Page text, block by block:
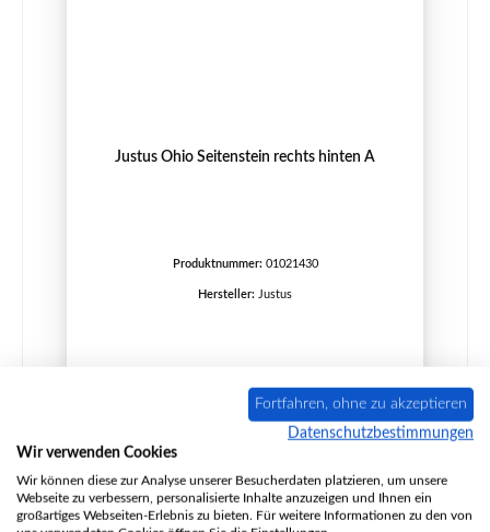
Justus Ohio Seitenstein rechts hinten A
Produktnummer: 01021430
Hersteller: Justus
Sofort verfügbar, Lieferzeit: 2-4 Tage
Nur 5 auf Lager!
Fortfahren, ohne zu akzeptieren
Datenschutzbestimmungen
Wir verwenden Cookies
Wir können diese zur Analyse unserer Besucherdaten platzieren, um unsere
Webseite zu verbessern, personalisierte Inhalte anzuzeigen und Ihnen ein
großartiges Webseiten-Erlebnis zu bieten. Für weitere Informationen zu den von